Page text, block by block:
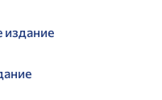
издание